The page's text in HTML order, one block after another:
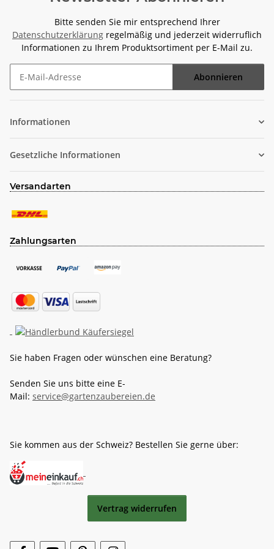
Bitte senden Sie mir entsprechend Ihrer
Datenschutzerklärung regelmäßig und jederzeit widerruflich
Informationen zu Ihrem Produktsortiment per E-Mail zu.
Abonnieren
Informationen
Gesetzliche Informationen
Versandarten
Zahlungsarten
Sie haben Fragen oder wünschen eine Beratung?
Senden Sie uns bitte eine E-
Mail: service@gartenzaubereien.de
Sie kommen aus der Schweiz? Bestellen Sie gerne über:
Vertrag widerrufen